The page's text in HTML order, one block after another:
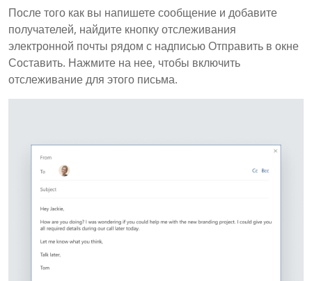
После того как вы напишете сообщение и добавите
получателей, найдите кнопку отслеживания
электронной почты рядом с надписью Отправить в окне
Составить. Нажмите на нее, чтобы включить
отслеживание для этого письма.